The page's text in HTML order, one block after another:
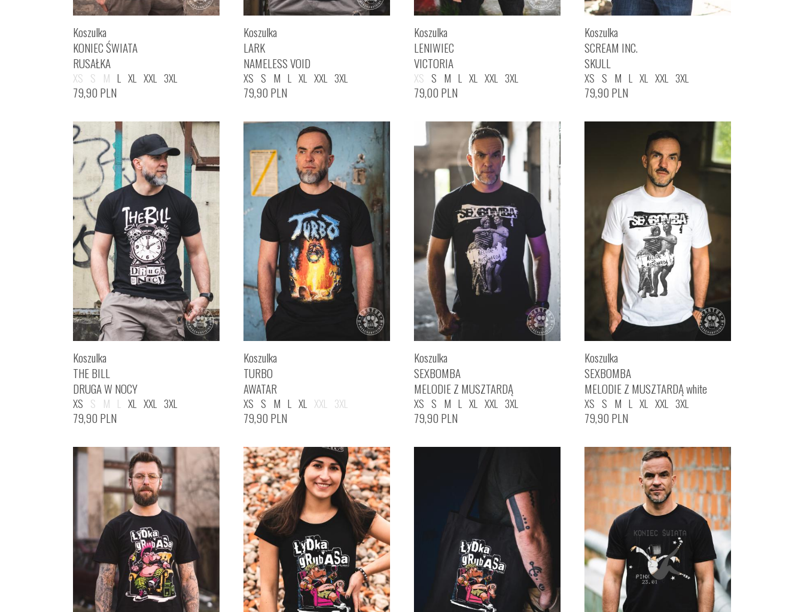
Koszulka
KONIEC ŚWIATA
RUSAŁKA
XS S M L XL XXL 3XL
79,90 PLN
Koszulka
LARK
NAMELESS VOID
XS S M L XL XXL 3XL
79,90 PLN
Koszulka
LENIWIEC
VICTORIA
XS S M L XL XXL 3XL
79,00 PLN
Koszulka
SCREAM INC.
SKULL
XS S M L XL XXL 3XL
79,90 PLN
Koszulka
THE BILL
DRUGA W NOCY
XS S M L XL XXL 3XL
79,90 PLN
Koszulka
TURBO
AWATAR
XS S M L XL XXL 3XL
79,90 PLN
Koszulka
SEXBOMBA
MELODIE Z MUSZTARDĄ
XS S M L XL XXL 3XL
79,90 PLN
Koszulka
SEXBOMBA
MELODIE Z MUSZTARDĄ white
XS S M L XL XXL 3XL
79,90 PLN